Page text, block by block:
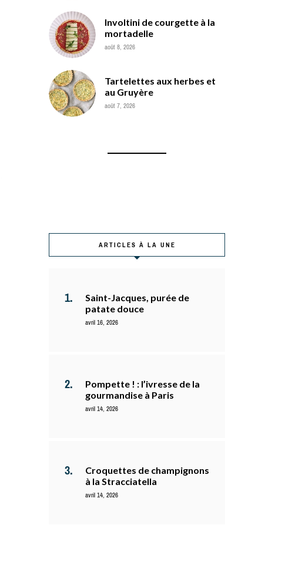
Involtini de courgette à la
mortadelle
août 8, 2026
Tartelettes aux herbes et
au Gruyère
août 7, 2026
ARTICLES À LA UNE
Saint-Jacques, purée de
patate douce
avril 16, 2026
Pompette ! : l’ivresse de la
gourmandise à Paris
avril 14, 2026
Croquettes de champignons
à la Stracciatella
avril 14, 2026